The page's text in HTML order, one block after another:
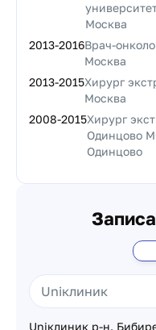
Москва
2013-2016Врач-
Москва
2013-2015Хирург
Москва
2008-2015Хирург
Одинцово
Одинцово
Uniклиник р-н.